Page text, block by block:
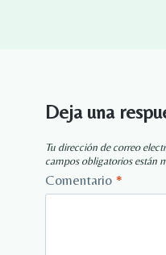
Deja una
Tu dirección de correo
campos obligatorios están
Comentario *